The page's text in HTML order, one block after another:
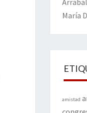
Arrabal
María
amistad